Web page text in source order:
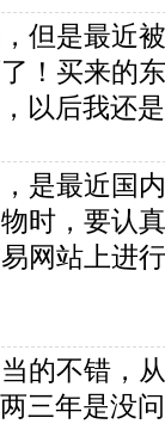
但是最近
！买来的
以后我还
是最近国
时，要认
网站上进
的不错，
三年是没